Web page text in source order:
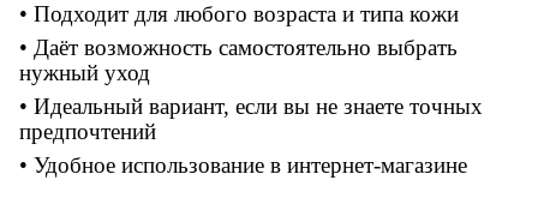
• Подходит для любого возраста и типа кожи
• Даёт возможность самостоятельно выбрать
нужный уход
• Идеальный вариант, если вы не знаете точных
предпочтений
• Удобное использование в интернет-магазине